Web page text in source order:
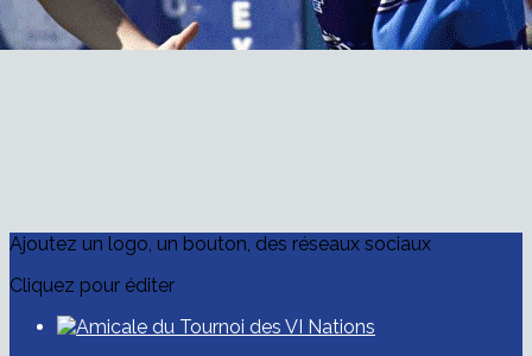
Ajoutez un logo, un bouton, des réseaux sociaux
Cliquez pour éditer